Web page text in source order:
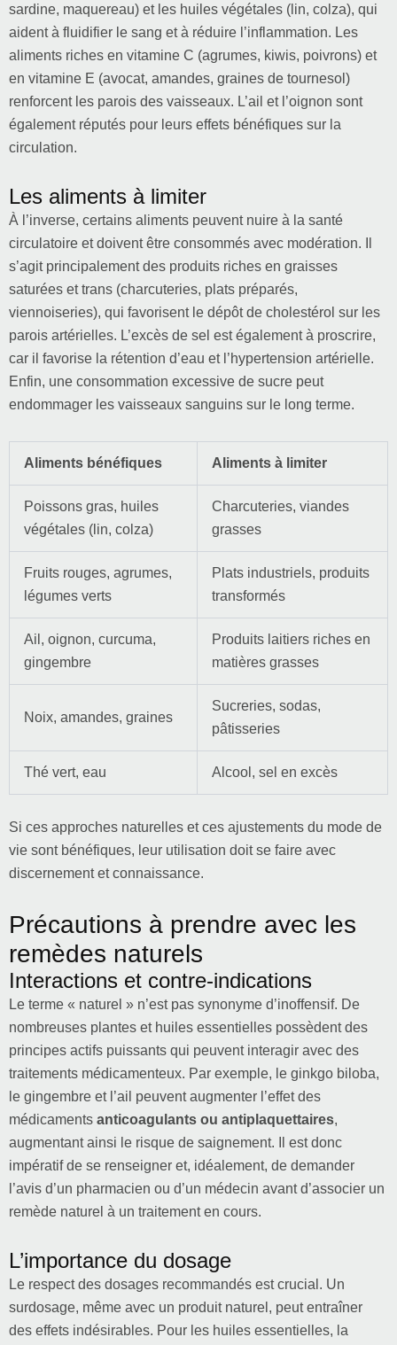
sardine, maquereau) et les huiles végétales (lin, colza), qui
aident à fluidifier le sang et à réduire l’inflammation. Les
aliments riches en vitamine C (agrumes, kiwis, poivrons) et
en vitamine E (avocat, amandes, graines de tournesol)
renforcent les parois des vaisseaux. L’ail et l’oignon sont
également réputés pour leurs effets bénéfiques sur la
circulation.
Les aliments à limiter
À l’inverse, certains aliments peuvent nuire à la santé
circulatoire et doivent être consommés avec modération. Il
s’agit principalement des produits riches en graisses
saturées et trans (charcuteries, plats préparés,
viennoiseries), qui favorisent le dépôt de cholestérol sur les
parois artérielles. L’excès de sel est également à proscrire,
car il favorise la rétention d’eau et l’hypertension artérielle.
Enfin, une consommation excessive de sucre peut
endommager les vaisseaux sanguins sur le long terme.
Aliments bénéfiques Aliments à limiter
Poissons gras, huiles
végétales (lin, colza)
Charcuteries, viandes
grasses
Fruits rouges, agrumes,
légumes verts
Plats industriels, produits
transformés
Ail, oignon, curcuma,
gingembre
Produits laitiers riches en
matières grasses
Noix, amandes, graines
Sucreries, sodas,
pâtisseries
Thé vert, eau Alcool, sel en excès
Si ces approches naturelles et ces ajustements du mode de
vie sont bénéfiques, leur utilisation doit se faire avec
discernement et connaissance.
Précautions à prendre avec les
remèdes naturels
Interactions et contre-indications
Le terme « naturel » n’est pas synonyme d’inoffensif. De
nombreuses plantes et huiles essentielles possèdent des
principes actifs puissants qui peuvent interagir avec des
traitements médicamenteux. Par exemple, le ginkgo biloba,
le gingembre et l’ail peuvent augmenter l’effet des
médicaments anticoagulants ou antiplaquettaires,
augmentant ainsi le risque de saignement. Il est donc
impératif de se renseigner et, idéalement, de demander
l’avis d’un pharmacien ou d’un médecin avant d’associer un
remède naturel à un traitement en cours.
L’importance du dosage
Le respect des dosages recommandés est crucial. Un
surdosage, même avec un produit naturel, peut entraîner
des effets indésirables. Pour les huiles essentielles, la